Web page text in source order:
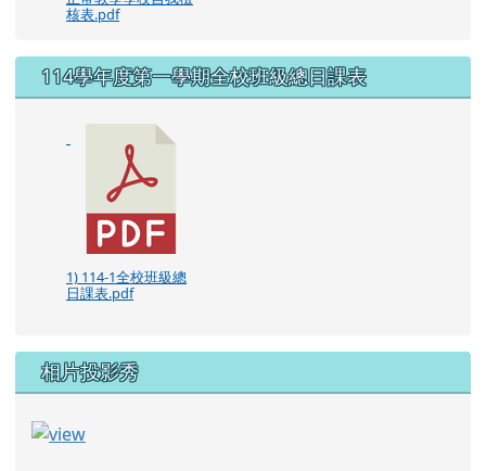
114學年度第一學期全校班級總日課表
1) 114-1全校班級總
日課表.pdf
相片投影秀